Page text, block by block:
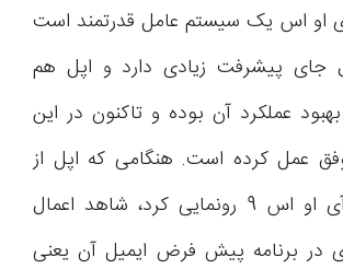
او اس یک سیستم عامل قدرتمند است
جای پیشرفت زیادی دارد و اپل هم
عملکرد آن بوده و تاکنون در این
عمل کرده است. هنگامی که اپل از
سیستم عامل آی او اس 9 رونمایی کرد، شاهد اعمال
در برنامه پیش فرض ایمیل آن یعنی